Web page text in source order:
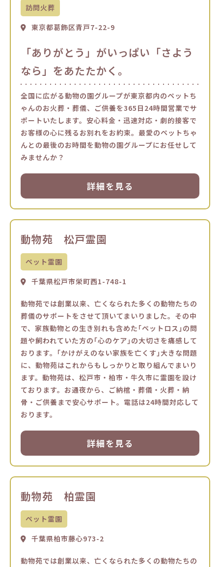
訪問火葬
東京都葛飾区青戸7-22-9
「ありがとう」がいっぱい「さよう
なら」をあたたかく。
全国に広がる動物の園グループが東京都内のペットち
ゃんのお火葬・葬儀、ご供養を365日24時間営業でサ
ポートいたします。安心料金・迅速対応・劇的接客で
お客様の心に残るお別れをお約束。最愛のペットちゃ
んとの最後のお時間を動物の園グループにお任せして
みませんか？
詳細を見る
動物苑 松戸霊園
ペット霊園
千葉県松戸市栄町西1-748-1
動物苑では創業以来、亡くなられた多くの動物たちの
葬儀のサポートをさせて頂いてまいりました。その中
で、家族動物との生き別れも含めた｢ペットロス｣の問
題や飼われていた方の｢心のケア｣の大切さを痛感して
おります。｢かけがえのない家族を亡くす｣大きな問題
に、動物苑はこれからもしっかりと取り組んでまいり
ます。動物苑は、松戸市・柏市・牛久市に霊園を設け
ております。お通夜から、ご納棺・葬儀・火葬・納
骨・ご供養まで安心サポート。電話は24時間対応して
おります。
詳細を見る
動物苑 柏霊園
ペット霊園
千葉県柏市藤心973-2
動物苑では創業以来、亡くなられた多くの動物たちの